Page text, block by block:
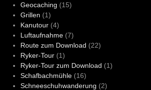
Geocaching (15)
Grillen (1)
Kanutour(4)
Luftaufnahme(7)
Route zum Download (22)
Ryker-Tour(1)
Ryker-Tour zum Download (1)
Schafbachmühle(16)
Schneeschuhwanderung (2)